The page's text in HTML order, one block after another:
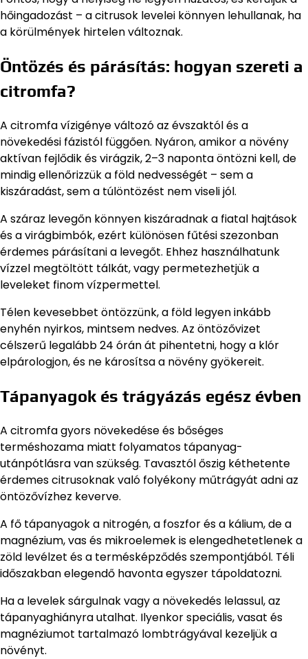
hőingadozást – a citrusok levelei könnyen lehullanak, ha
a körülmények hirtelen változnak.
Öntözés és párásítás: hogyan szereti a
citromfa?
A citromfa vízigénye változó az évszaktól és a
növekedési fázistól függően. Nyáron, amikor a növény
aktívan fejlődik és virágzik, 2–3 naponta öntözni kell, de
mindig ellenőrizzük a föld nedvességét – sem a
kiszáradást, sem a túlöntözést nem viseli jól.
A száraz levegőn könnyen kiszáradnak a fiatal hajtások
és a virágbimbók, ezért különösen fűtési szezonban
érdemes párásítani a levegőt. Ehhez használhatunk
vízzel megtöltött tálkát, vagy permetezhetjük a
leveleket finom vízpermettel.
Télen kevesebbet öntözzünk, a föld legyen inkább
enyhén nyirkos, mintsem nedves. Az öntözővizet
célszerű legalább 24 órán át pihentetni, hogy a klór
elpárologjon, és ne károsítsa a növény gyökereit.
Tápanyagok és trágyázás egész évben
A citromfa gyors növekedése és bőséges
terméshozama miatt folyamatos tápanyag-
utánpótlásra van szükség. Tavasztól őszig kéthetente
érdemes citrusoknak való folyékony műtrágyát adni az
öntözővízhez keverve.
A fő tápanyagok a nitrogén, a foszfor és a kálium, de a
magnézium, vas és mikroelemek is elengedhetetlenek a
zöld levélzet és a termésképződés szempontjából. Téli
időszakban elegendő havonta egyszer tápoldatozni.
Ha a levelek sárgulnak vagy a növekedés lelassul, az
tápanyaghiányra utalhat. Ilyenkor speciális, vasat és
magnéziumot tartalmazó lombtrágyával kezeljük a
növényt.